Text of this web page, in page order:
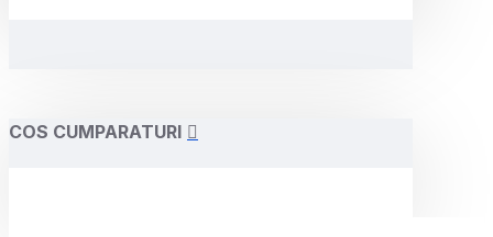
COS CUMPARATURI